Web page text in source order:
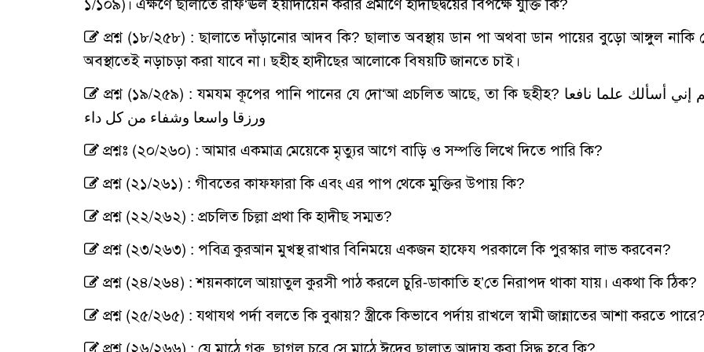
১/১০৯)। এক্ষণে ছালাতে রাফ‘ঊল ইয়াদায়েন করার প্রমাণে হাদীছদ্বয়ের বিপক্ষে যুক্তি কি?
প্রশ্ন (১৮/২৫৮) : ছালাতে দাঁড়ানোর আদব কি? ছালাত অবস্থায় ডান পা অথবা ডান পায়ের বুড়ো আঙ্গুল নাকি
অবস্থাতেই নড়াচড়া করা যাবে না। ছহীহ হাদীছের আলোকে বিষয়টি জানতে চাই।
প্রশ্ন (১৯/২৫৯) : যমযম কূপের পানি পানের যে দো‘আ প্রচলিত আছে, তা কি ছহীহ? اللهم إني أسألك علما نافعا
ورزقا واسعا وشفاء من كل داء
প্রশ্নঃ (২০/২৬০) : আমার একমাত্র মেয়েকে মৃত্যুর আগে বাড়ি ও সম্পত্তি লিখে দিতে পারি কি?
প্রশ্ন (২১/২৬১) : গীবতের কাফফারা কি এবং এর পাপ থেকে মুক্তির উপায় কি?
প্রশ্ন (২২/২৬২) : প্রচলিত চিল্লা প্রথা কি হাদীছ সম্মত?
প্রশ্ন (২৩/২৬৩) : পবিত্র কুরআন মুখস্থ রাখার বিনিময়ে একজন হাফেয পরকালে কি পুরস্কার লাভ করবেন?
প্রশ্ন (২৪/২৬৪) : শয়নকালে আয়াতুল কুরসী পাঠ করলে চুরি-ডাকাতি হ’তে নিরাপদ থাকা যায়। একথা কি ঠিক?
প্রশ্ন (২৫/২৬৫) : যথাযথ পর্দা বলতে কি বুঝায়? স্ত্রীকে কিভাবে পর্দায় রাখলে স্বামী জান্নাতের আশা করতে পারে?